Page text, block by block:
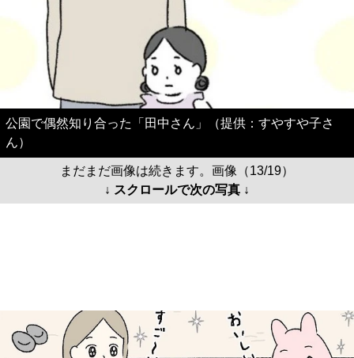
公園で偶然知り合った「田中さん」（提供：すやすや子さ
ん）
まだまだ画像は続きます。画像（13/19）
↓ スクロールで次の写真 ↓